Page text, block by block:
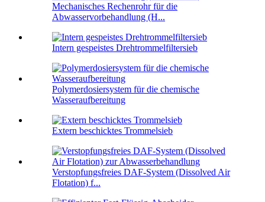
Mechanisches Rechenrohr für die
Abwasservorbehandlung (H...
Intern gespeistes Drehtrommelfiltersieb
Polymerdosiersystem für die chemische
Wasseraufbereitung
Extern beschicktes Trommelsieb
Verstopfungsfreies DAF-System (Dissolved Air
Flotation) f...